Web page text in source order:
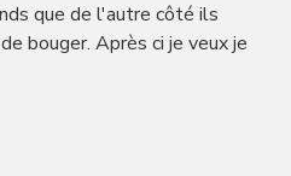
que de l'autre côté ils
bouger. Après ci je veux je